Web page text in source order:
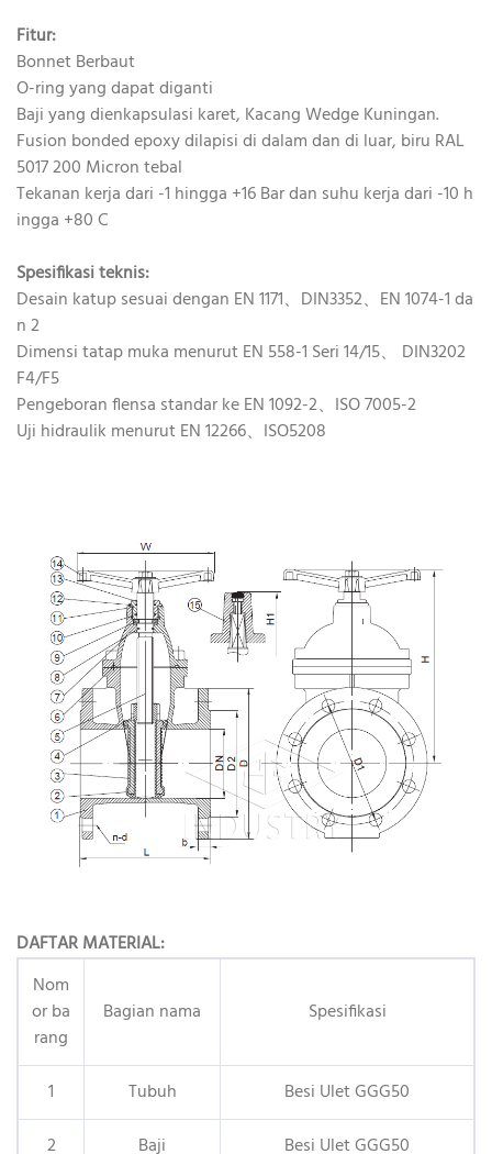
Fitur:
Bonnet Berbaut
O-ring yang dapat diganti
Baji yang dienkapsulasi karet, Kacang Wedge Kuningan.
Fusion bonded epoxy dilapisi di dalam dan di luar, biru RAL
5017 200 Micron tebal
Tekanan kerja dari -1 hingga +16 Bar dan suhu kerja dari -10 h
ingga +80 C
Spesifikasi teknis:
Desain katup sesuai dengan EN 1171、DIN3352、EN 1074-1 da
n 2
Dimensi tatap muka menurut EN 558-1 Seri 14/15、 DIN3202
F4/F5
Pengeboran flensa standar ke EN 1092-2、ISO 7005-2
Uji hidraulik menurut EN 12266、ISO5208
DAFTAR MATERIAL:
Nom
or ba
rang
Bagian nama Spesifikasi
1 Tubuh
Besi Ulet GGG50
2
Baji Besi Ulet GGG50